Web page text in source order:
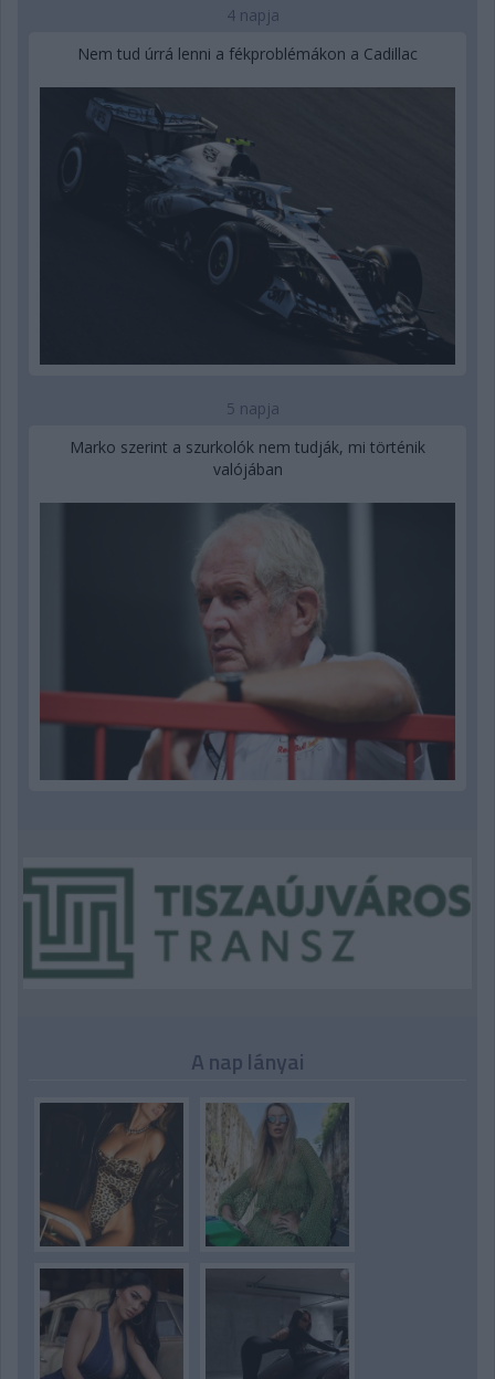
4 napja
Nem tud úrrá lenni a fékproblémákon a Cadillac
5 napja
Marko szerint a szurkolók nem tudják, mi történik
valójában
A nap lányai